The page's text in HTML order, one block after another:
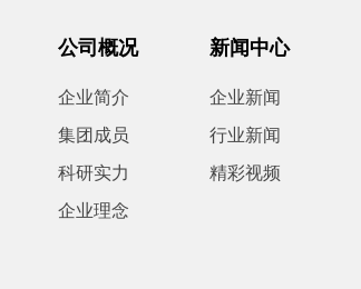
公司概况
企业简介
集团成员
科研实力
企业理念
新闻中心
企业新闻
行业新闻
精彩视频